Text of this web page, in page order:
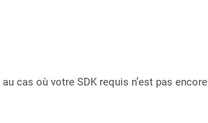
cas où votre SDK requis n’est pas encore